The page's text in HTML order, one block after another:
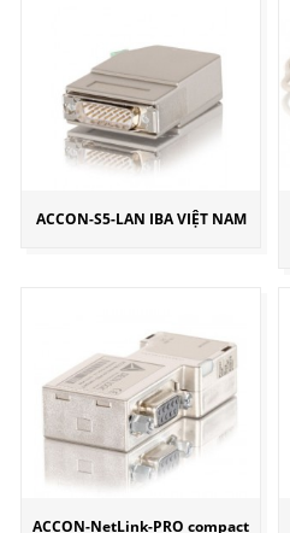
ACCON-S5-LAN IBA VIỆT NAM
ACCON-NetLink-PRO compact